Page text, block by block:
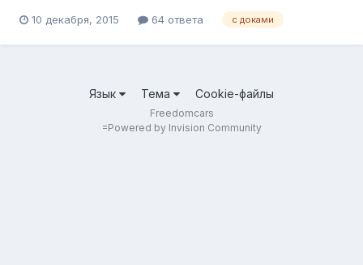
10 декабря, 2015
64 ответа с доками
Язык Тема Cookie-файлы
Freedomcars
=Powered by Invision Community